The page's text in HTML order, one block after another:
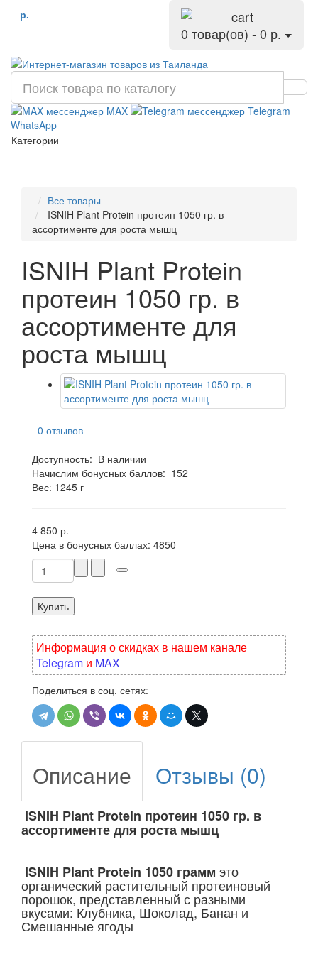
р.
0 товар(ов) - 0 р.
MAX
Telegram
WhatsApp
Категории
Все товары
ISNIH Plant Protein протеин 1050 гр. в
ассортименте для роста мышц
ISNIH Plant Protein
протеин 1050 гр. в
ассортименте для
роста мышц
0 отзывов
Доступность: В наличии
Начислим бонусных баллов: 152
Вес: 1245 г
4 850 р.
Цена в бонусных баллах: 4850
Купить
Информация о скидках в нашем канале
Telegram и MAX
Поделиться в соц. сетях:
Описание Отзывы (0)
ISNIH Plant Protein протеин 1050 гр. в
ассортименте для роста мышц
ISNIH Plant Protein 1050 грамм это
органический растительный протеиновый
порошок, представленный с разными
вкусами: Клубника, Шоколад, Банан и
Смешанные ягоды